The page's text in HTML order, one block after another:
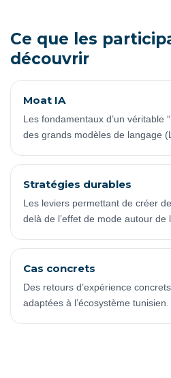
Ce que les
découvrir
Moat IA
Les fondamentaux d’un véritable
des grands modèles de langage
Stratégies durables
Les leviers permettant de créer
delà de l’effet de mode autour de
Cas concrets
Des retours d’expérience
adaptées à l’écosystème tunisien.